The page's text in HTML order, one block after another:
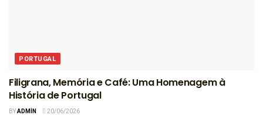
PORTUGAL
Filigrana, Memória e Café: Uma Homenagem à
História de Portugal
BYADMIN 20/06/2026